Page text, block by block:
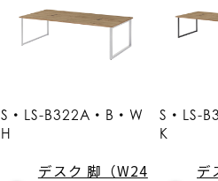
S・LS-B322A・B・W
H
デスク 脚（W24
S・LS-
K
デ